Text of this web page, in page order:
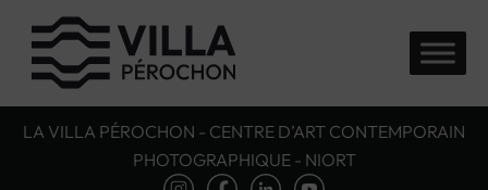
contenu
LA VILLA PÉROCHON - CENTRE D’ART CONTEMPORAIN
PHOTOGRAPHIQUE - NIORT